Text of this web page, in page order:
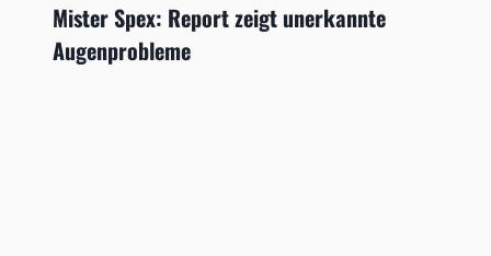
Mister Spex: Report zeigt unerkannte
Augenprobleme